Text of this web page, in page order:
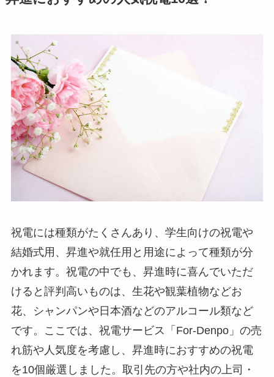
ソープフラワー
カード型メッセージ
越前和紙
和柄・和風
グレース･ベア
プレミアムギフト
カタログギフト
観葉植物
祝電には種類がたくさんあり、学生向けの祝電や
結婚式用、昇進や就任用と用途によって種類が分
かれます。祝電の中でも、昇進時に喜んでいただ
けると評判高いものは、生花や観葉植物などお
花、シャンパンや日本酒などのアルコール類など
です。ここでは、祝電サービス「For-Denpo」の売
れ筋や人気度を考慮し、昇進時におすすめの祝電
を10個厳選しました。取引先の方や社内の上司・